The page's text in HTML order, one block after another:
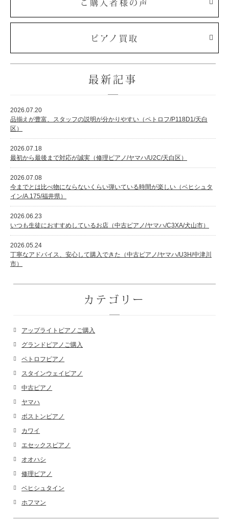
ピアノ買取
最新記事
2026.07.20
品揃えが豊富、スタッフの説明が分かりやすい（ペトロフ/P118D1/天白
区）
2026.07.18
最初から最後まで対応が誠実（修理ピアノ/ヤマハ/U2C/天白区）
2026.07.08
今までとは比べ物にならないくらい弾いている時間が楽しい（ベヒシュタ
イン/A.175/福井県）
2026.06.23
いつも生徒におすすめしているお店（中古ピアノ/ヤマハ/C3XA/犬山市）
2026.05.24
丁寧なアドバイス、安心して購入できた（中古ピアノ/ヤマハ/U3H/中津川
市）
カテゴリー
アップライトピアノご購入
グランドピアノご購入
ペトロフピアノ
スタインウェイピアノ
中古ピアノ
ヤマハ
ボストンピアノ
カワイ
エセックスピアノ
オオハシ
修理ピアノ
ベヒシュタイン
ホフマン